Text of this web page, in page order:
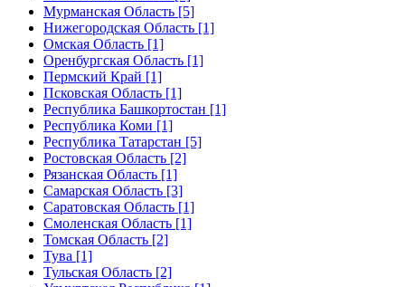
Мурманская Область [5]
Нижегородская Область [1]
Омская Область [1]
Оренбургская Область [1]
Пермский Край [1]
Псковская Область [1]
Республика Башкортостан [1]
Республика Коми [1]
Республика Татарстан [5]
Ростовская Область [2]
Рязанская Область [1]
Самарская Область [3]
Саратовская Область [1]
Смоленская Область [1]
Томская Область [2]
Тува [1]
Тульская Область [2]